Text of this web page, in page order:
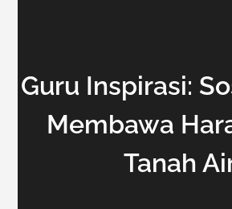
Guru Inspirasi:
Membawa
Tanah